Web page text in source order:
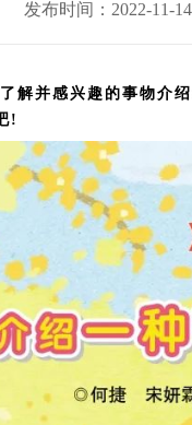
发布时间：2022-11-14
解并感兴趣的事物介
!